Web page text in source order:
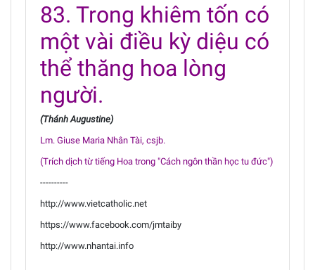
83. Trong khiêm tốn có
một vài điều kỳ diệu có
thể thăng hoa lòng
người.
(Thánh Augustine)
Lm. Giuse Maria Nhân Tài, csjb.
(Trích dịch từ tiếng Hoa trong "Cách ngôn thần học tu đức")
----------
http://www.vietcatholic.net
https://www.facebook.com/jmtaiby
http://www.nhantai.info